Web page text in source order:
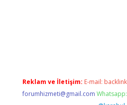
Reklam ve İletişim: E-mail:
forumhizmeti@gmail.com